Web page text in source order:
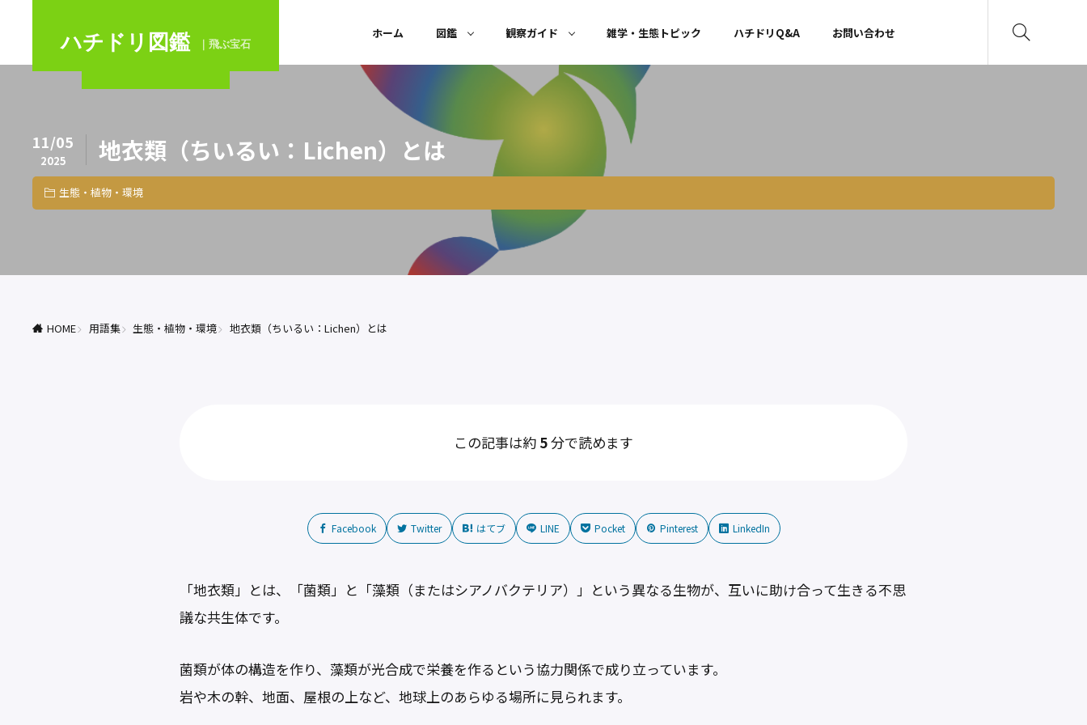
ハチドリ図鑑 ｜飛ぶ宝石
ホーム 図鑑 観察ガイド 雑学・生態トピック ハチドリQ&A お問い合わせ
11/05
2025 地衣類（ちいるい：Lichen）とは
生態・植物・環境
HOME 用語集 生態・植物・環境 地衣類（ちいるい：Lichen）とは
この記事は約 5分で読めます
Facebook Twitter はてブ LINE Pocket Pinterest LinkedIn
「地衣類」とは、「菌類」と「藻類（またはシアノバクテリア）」という異なる生物が、互いに助け合って生きる不思
議な共生体です。
菌類が体の構造を作り、藻類が光合成で栄養を作るという協力関係で成り立っています。
岩や木の幹、地面、屋根の上など、地球上のあらゆる場所に見られます。